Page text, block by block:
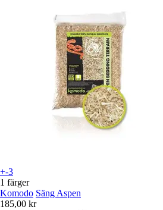
+-3
1 färger
Komodo Säng Aspen
185,00 kr